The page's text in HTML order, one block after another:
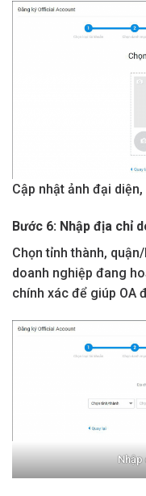
Cập nhật ảnh đại diện,
Bước 6: Nhập địa chỉ
Chọn tỉnh thành,
doanh nghiệp đang
chính xác để giúp OA
Nhập